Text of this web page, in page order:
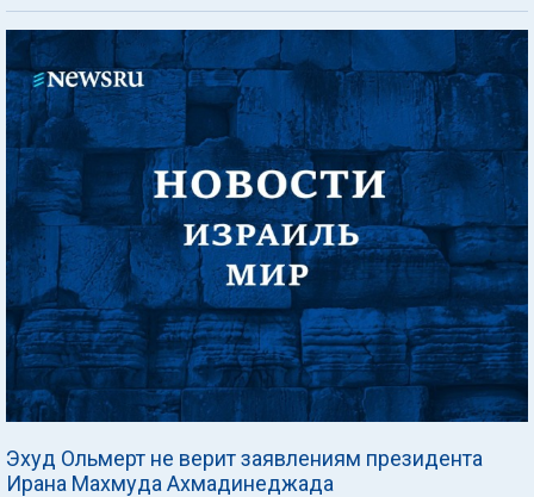
Эхуд Ольмерт не верит заявлениям президента
Ирана Махмуда Ахмадинеджада